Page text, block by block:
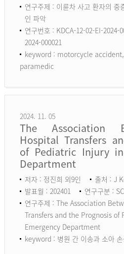
연구주제 : 이륜차 사고 환자의 중
인 파악
연구번호 : KDCA-12-02-EI-2024-
2024-000021
keyword : motorcycle
paramedic
2024. 11. 05
The Association
Hospital Transfers
of Pediatric Injury
Department
저자 : 정진희 외9인
출처 : J
발표월 : 202401
연구구분 :
연구주제 : The Association
Transfers and the Prognosis
Emergency Department
keyword : 병원 간 이송과 소아